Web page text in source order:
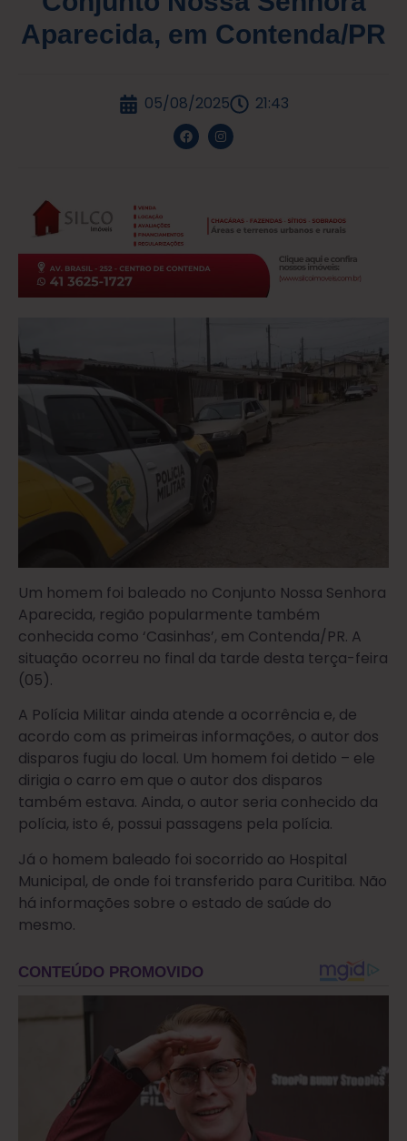
Aparecida, em Contenda/PR
05/08/2025 21:43
Um homem foi baleado no Conjunto Nossa Senhora
Aparecida, região popularmente também
conhecida como ‘Casinhas’, em Contenda/PR. A
situação ocorreu no final da tarde desta terça-feira
(05).
A Polícia Militar ainda atende a ocorrência e, de
acordo com as primeiras informações, o autor dos
disparos fugiu do local. Um homem foi detido – ele
dirigia o carro em que o autor dos disparos
também estava. Ainda, o autor seria conhecido da
polícia, isto é, possui passagens pela polícia.
Já o homem baleado foi socorrido ao Hospital
Municipal, de onde foi transferido para Curitiba. Não
há informações sobre o estado de saúde do
mesmo.